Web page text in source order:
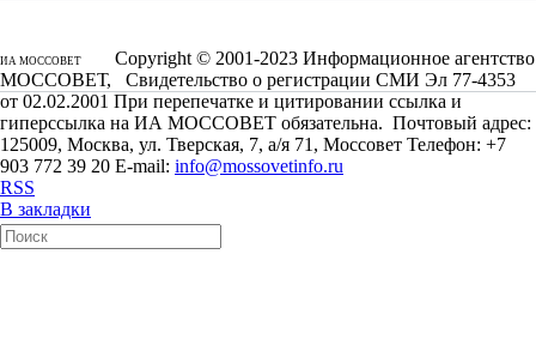
ИА МОССОВЕТ
Copyright © 2001-2023 Информационное агентство
МОССОВЕТ, Свидетельство о регистрации СМИ Эл 77-4353
от 02.02.2001 При перепечатке и цитировании ссылка и
гиперссылка на ИА МОССОВЕТ обязательна. Почтовый адрес:
125009, Москва, ул. Тверская, 7, а/я 71, Моссовет Телефон: +7
903 772 39 20 E-mail: info@mossovetinfo.ru
RSS
В закладки